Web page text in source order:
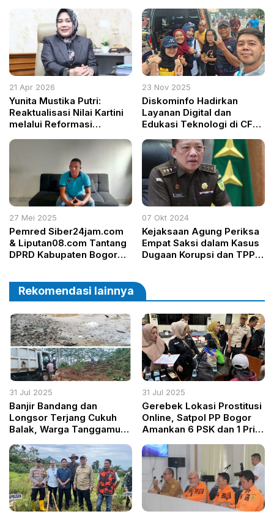
yang Kebal Hukum!
Kendaraan 2024
21 Apr 2026
Yunita Mustika Putri:
Reaktualisasi Nilai Kartini
melalui Reformasi
Meritokrasi di Kabupaten
23 Nov 2025
Diskominfo Hadirkan
Layanan Digital dan
Edukasi Teknologi di CFD
27 Mei 2025
Pemred Siber24jam.com
& Liputan08.com Tantang
DPRD Kabupaten Bogor
Kepatuhan Terhadap
Perbup No. 46/2024
07 Okt 2024
Kejaksaan Agung Periksa
Empat Saksi dalam Kasus
Dugaan Korupsi dan TPPU
Rekomendasi lainnya
31 Jul 2025
Banjir Bandang dan
Longsor Terjang Cukuh
Balak, Warga Tanggamus
Bantuan Mendesak
31 Jul 2025
Gerebek Lokasi Prostitusi
Online, Satpol PP Bogor
Amankan 6 PSK dan 1 Pria